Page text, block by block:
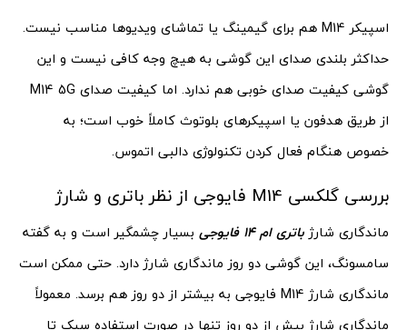
اسپیکر M14 هم برای گیمینگ یا تماشای ویدیوها مناسب نیست.
حداکثر بلندی صدای این گوشی به هیچ وجه کافی نیست و این
گوشی کیفیت صدای خوبی هم ندارد. اما کیفیت صدای M14 5G
از طریق هدفون یا اسپیکرهای بلوتوث کاملاً خوب است؛ به
خصوص هنگام فعال کردن تکنولوژی دالبی اتموس.
بررسی گلکسی M14 فایوجی از نظر باتری و شارژ
ماندگاری شارژباتری ام 14 فایوجی
بسیار چشمگیر است و به گفته
سامسونگ، این گوشی دو روز ماندگاری شارژ دارد. حتی ممکن است
ماندگاری شارژ M14 فایوجی به بیشتر از دو روز هم برسد. معمولاً
ماندگاری شارژ بیش از دو روز تنها در صورت استفاده سبک تا